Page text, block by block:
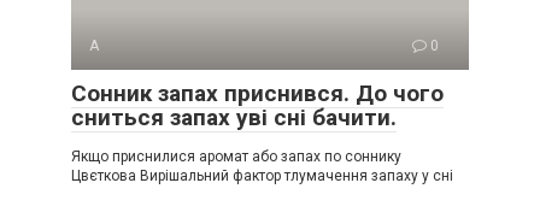
А 0
Сонник запах приснився. До чого
сниться запах уві сні бачити.
Якщо приснилися аромат або запах по соннику
Цвєткова Вирішальний фактор тлумачення запаху у сні